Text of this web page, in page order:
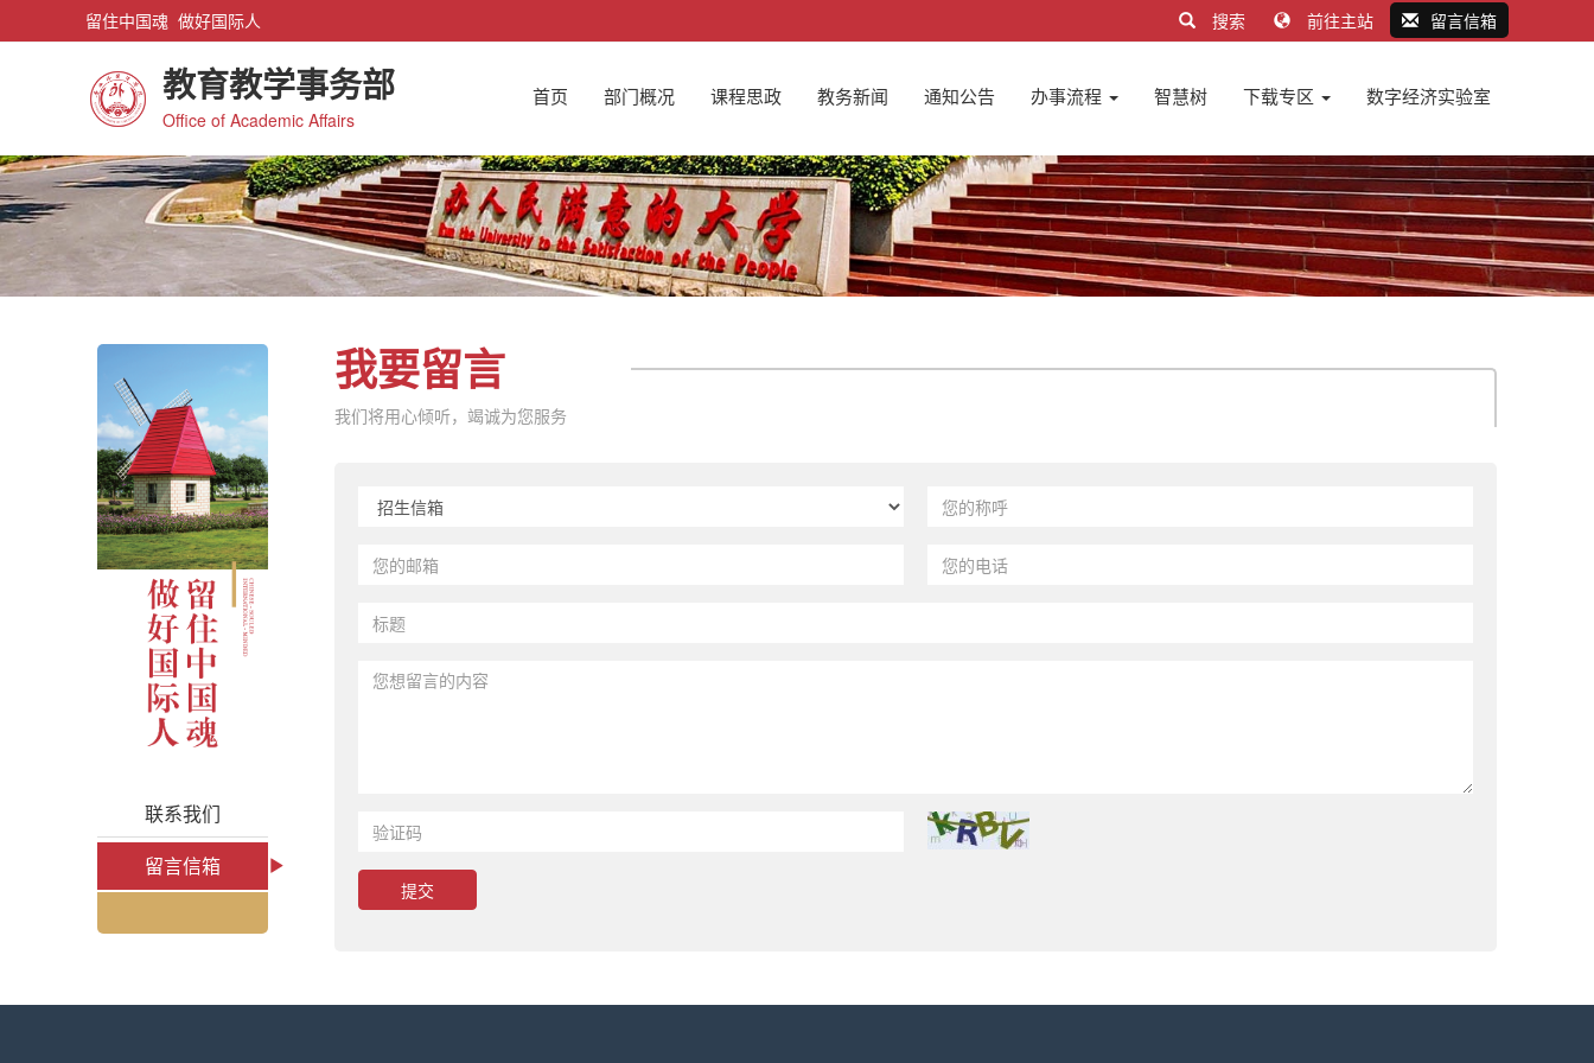
留住中国魂 做好国际人 搜索 前往主站 留言信箱
教育教学事务部
Office of Academic Affairs
首页 部门概况 课程思政 教务新闻 通知公告 办事流程 智慧树 下载专区 数字经济实验室
联系我们
留言信箱
我要留言
我们将用心倾听，竭诚为您服务
提交